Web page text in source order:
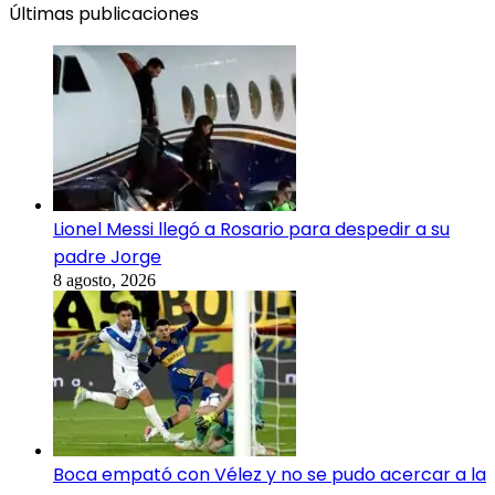
Últimas publicaciones
Lionel Messi llegó a Rosario para despedir a su
padre Jorge
8 agosto, 2026
Boca empató con Vélez y no se pudo acercar a la